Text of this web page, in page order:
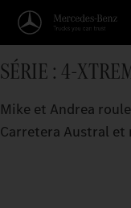
SÉRIE : 4-
Mike et Andrea
Carretera Austral et